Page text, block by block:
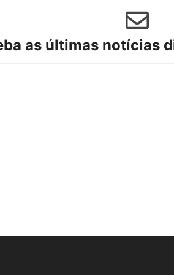
as últimas notícias